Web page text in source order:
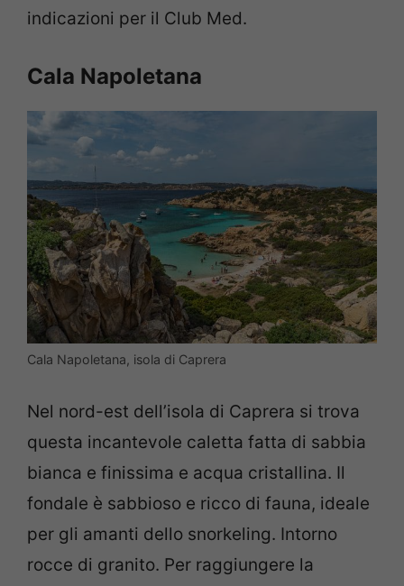
indicazioni per il Club Med.
Cala Napoletana
Cala Napoletana, isola di Caprera
Nel nord-est dell’isola di Caprera si trova
questa incantevole caletta fatta di sabbia
bianca e finissima e acqua cristallina. Il
fondale è sabbioso e ricco di fauna, ideale
per gli amanti dello snorkeling. Intorno
rocce di granito. Per raggiungere la